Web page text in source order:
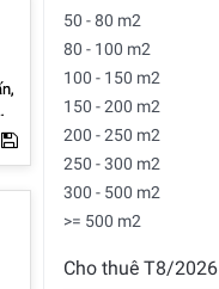
50 - 80 m2
80 - 100 m2
100 - 150 m2
150 - 200 m2
200 - 250 m2
250 - 300 m2
300 - 500 m2
>= 500 m2
Cho thuê T8/2026